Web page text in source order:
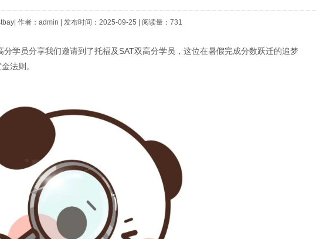
作者：admin | 发布时间：2025-09-25 | 阅读量：731
学员分享我们邀请到了托福及SAT双高分学员，这位在暑假完成分数跃迁的追梦
法则。